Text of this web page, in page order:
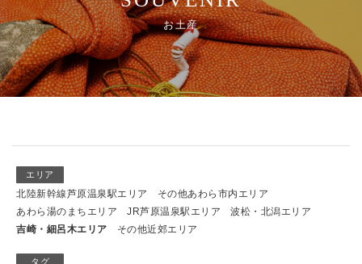
お土産
エリア
北陸新幹線芦原温泉駅エリア
その他あわら市内エリア
あわら湯のまちエリア
JR芦原温泉駅エリア
波松・北潟エリア
吉崎・細呂木エリア
その他近郊エリア
タグ